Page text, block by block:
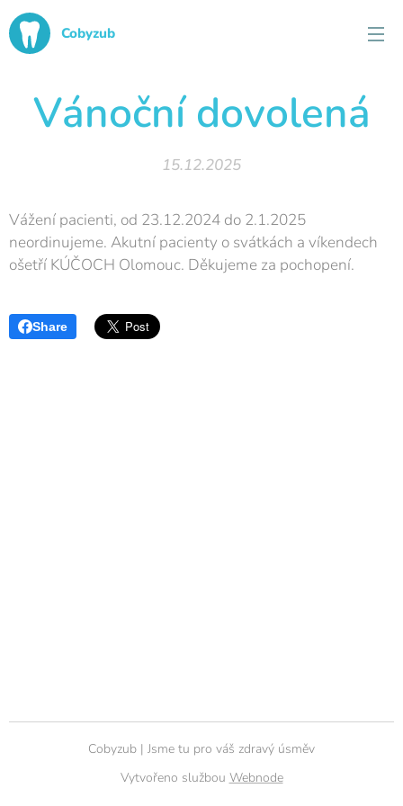
Cobyzub
Vánoční dovolená
15.12.2025
Vážení pacienti, od 23.12.2024 do 2.1.2025
neordinujeme. Akutní pacienty o svátkách a víkendech
ošetří KÚČOCH Olomouc. Děkujeme za pochopení.
Share
Cobyzub | Jsme tu pro váš zdravý úsměv
Vytvořeno službou Webnode